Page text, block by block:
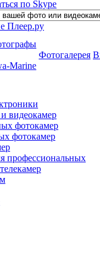
Marine
Фотогалерея
видеокамер
фотокамер
фотокамер
профессиональных